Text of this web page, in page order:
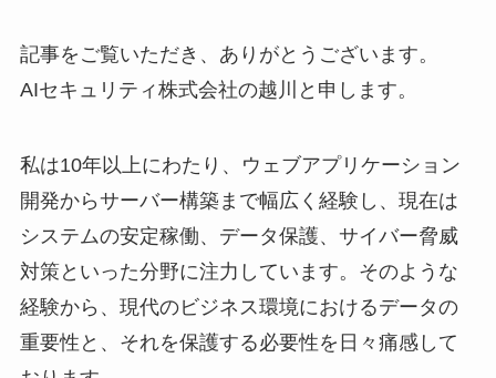
記事をご覧いただき、ありがとうございます。
AIセキュリティ株式会社の越川と申します。
私は10年以上にわたり、ウェブアプリケーション
開発からサーバー構築まで幅広く経験し、現在は
システムの安定稼働、データ保護、サイバー脅威
対策といった分野に注力しています。そのような
経験から、現代のビジネス環境におけるデータの
重要性と、それを保護する必要性を日々痛感して